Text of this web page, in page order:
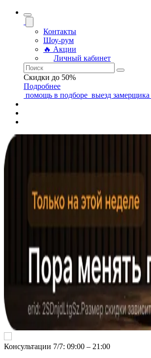
Контакты
Шоу-рум
🔥 Акции
Личный кабинет
Скидки до 50%
Подробнее
помощь в подборе выезд замерщика
Консультации 7/7: 09:00 ‒ 21:00